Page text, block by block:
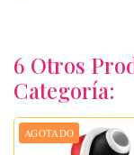
6 Otros
Categoría:
AGOTADO